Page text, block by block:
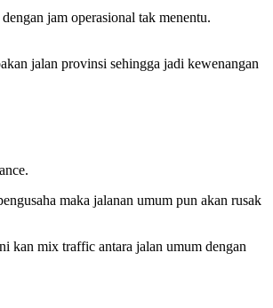
jam operasional tak menentu.
jalan provinsi sehingga jadi kewenangan
maka jalanan umum pun akan rusak
kan mix traffic antara jalan umum dengan